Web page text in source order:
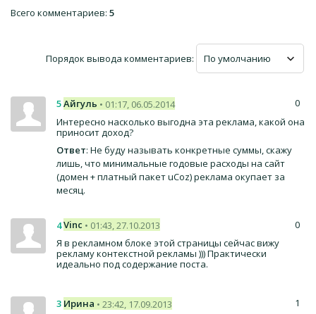
Всего комментариев: 5
Порядок вывода комментариев:
0
5Айгуль • 01:17, 06.05.2014
Интересно насколько выгодна эта реклама, какой она
приносит доход?
Ответ: Не буду называть конкретные суммы, скажу
лишь, что минимальные годовые расходы на сайт
(домен + платный пакет uCoz) реклама окупает за
месяц.
0
4Vinc • 01:43, 27.10.2013
Я в рекламном блоке этой страницы сейчас вижу
рекламу контекстной рекламы ))) Практически
идеально под содержание поста.
1
3 Ирина • 23:42, 17.09.2013